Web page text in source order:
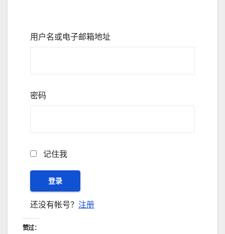
用户名或电子邮箱地址
密码
记住我
还没有帐号？ 注册
赞过：